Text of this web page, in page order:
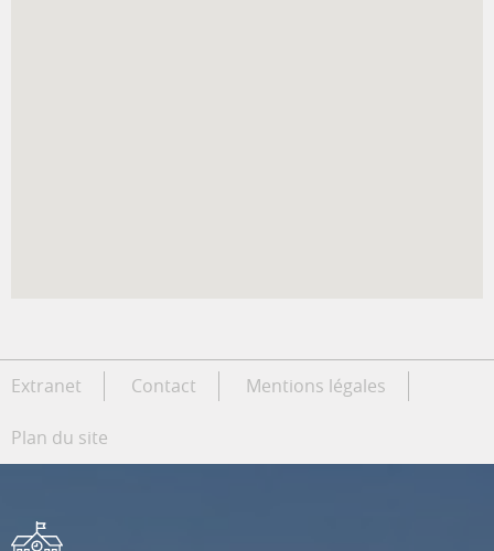
Extranet Contact Mentions légales
Plan du site